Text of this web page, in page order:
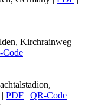
Kirchrainweg
Code
| PDF | QR-Code